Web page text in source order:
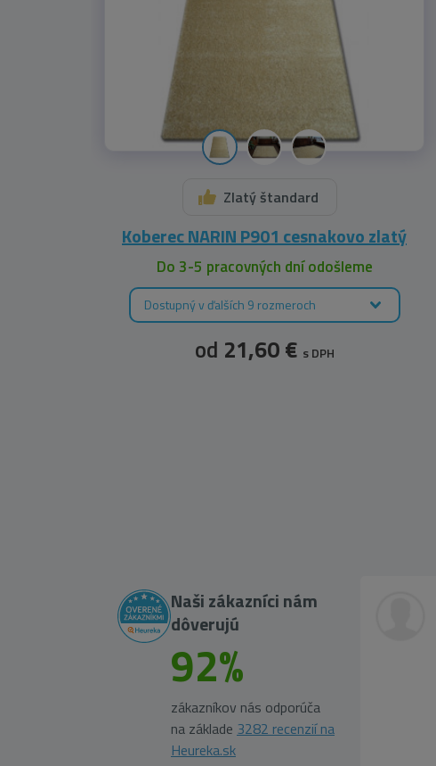
Zlatý štandard
Koberec NARIN P901 cesnakovo zlatý
Do 3-5 pracovných dní odošleme
Dostupný v ďalších 9 rozmeroch
od 21,60 € s DPH
Naši zákazníci nám
dôverujú
92%
zákazníkov nás odporúča
na základe 3282 recenzií na
Heureka.sk